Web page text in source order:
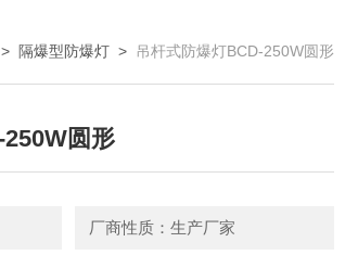
> 隔爆型防爆灯 > 吊杆式防爆灯BCD-250W圆形
圆形
厂商性质：生产厂家